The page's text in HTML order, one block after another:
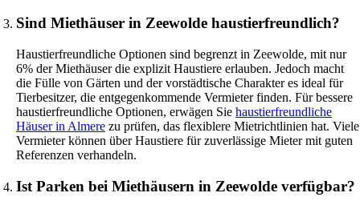
Sind Miethäuser in Zeewolde haustierfreundlich?
Haustierfreundliche Optionen sind begrenzt in Zeewolde, mit nur
6% der Miethäuser die explizit Haustiere erlauben. Jedoch macht
die Fülle von Gärten und der vorstädtische Charakter es ideal für
Tierbesitzer, die entgegenkommende Vermieter finden. Für bessere
haustierfreundliche Optionen, erwägen Sie haustierfreundliche
Häuser in Almere zu prüfen, das flexiblere Mietrichtlinien hat. Viele
Vermieter können über Haustiere für zuverlässige Mieter mit guten
Referenzen verhandeln.
Ist Parken bei Miethäusern in Zeewolde verfügbar?